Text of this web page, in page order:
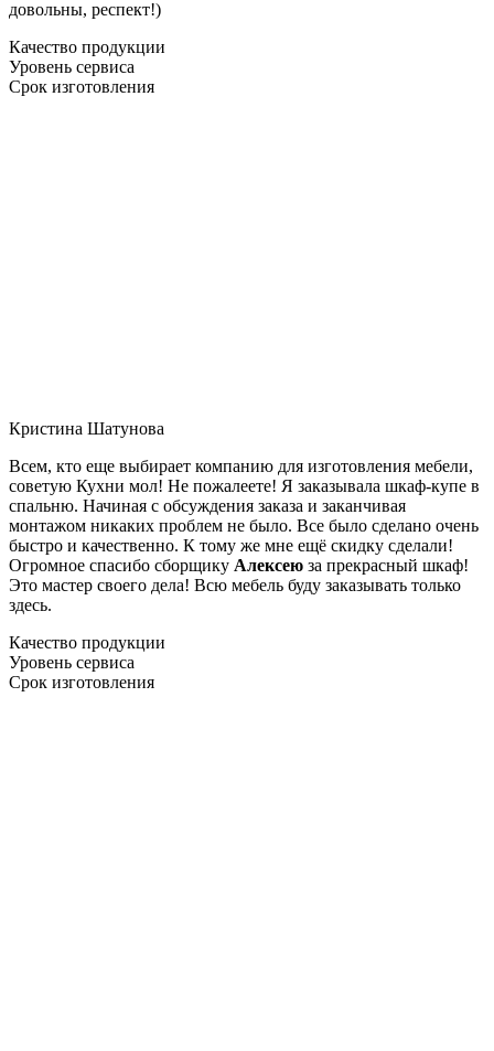
довольны, респект!)
Качество продукции
Уровень сервиса
Срок изготовления
Кристина Шатунова
Всем, кто еще выбирает компанию для изготовления мебели,
советую Кухни мол! Не пожалеете! Я заказывала шкаф-купе в
спальню. Начиная с обсуждения заказа и заканчивая
монтажом никаких проблем не было. Все было сделано очень
быстро и качественно. К тому же мне ещё скидку сделали!
Огромное спасибо сборщику Алексею за прекрасный шкаф!
Это мастер своего дела! Всю мебель буду заказывать только
здесь.
Качество продукции
Уровень сервиса
Срок изготовления